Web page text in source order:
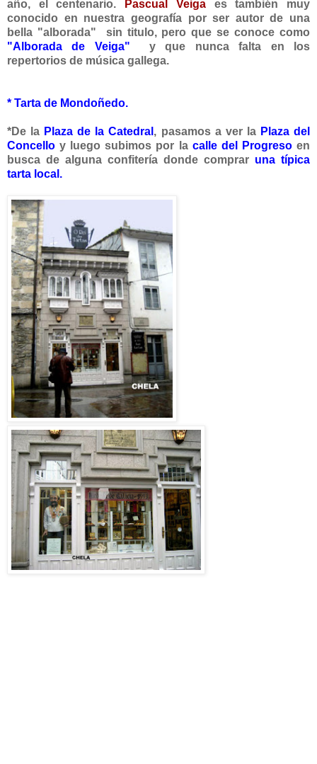
año, el centenario. Pascual Veigaes también muy
conocido en nuestra geografía por ser autor de una
bella "alborada" sin titulo, pero que se conoce como
"Alborada de Veiga" y que nunca falta en los
repertorios de música gallega.
* Tarta de Mondoñedo.
*De la Plaza de la Catedral , pasamos a ver la Plaza del
Concello y luego subimos por la calle del Progresoen
busca de alguna confitería donde comprar una típica
tarta local.